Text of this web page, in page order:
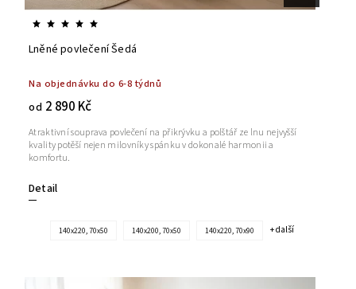
Lněné povlečení Šedá
Na objednávku do 6-8 týdnů
od 2 890 Kč
Detail
Atraktivní souprava povlečení na přikrývku a polštář ze lnu nejvyšší
kvality potěší nejen milovníky spánku v dokonalé harmonii a
komfortu.
140x220, 70x50 140x200, 70x50 140x220, 70x90 + další